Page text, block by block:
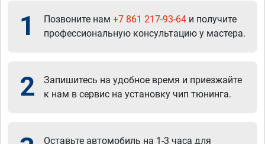
1 Позвоните нам +7 861 217-93-64 и получите
профессиональную консультацию у мастера.
2
Запишитесь на удобное время и приезжайте
к нам в сервис на установку чип тюнинга.
Оставьте автомобиль на 1-3 часа для